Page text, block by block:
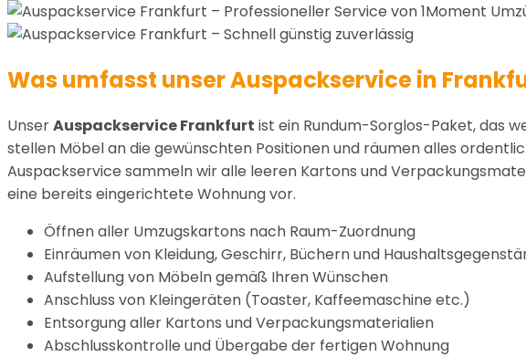
Was umfasst unser Auspackservice in
UnserAuspackservice Frankfurt ist ein Rundum-Sorglos-Paket, das
stellen Möbel an die gewünschten Positionen und räumen alles
Auspackservice sammeln wir alle leeren Kartons und
eine bereits eingerichtete Wohnung vor.
Öffnen aller Umzugskartons nach Raum-Zuordnung
Einräumen von Kleidung, Geschirr, Büchern und
Aufstellung von Möbeln gemäß Ihren Wünschen
Anschluss von Kleingeräten (Toaster, Kaffeemaschine etc.)
Entsorgung aller Kartons und Verpackungsmaterialien
Abschlusskontrolle und Übergabe der fertigen Wohnung